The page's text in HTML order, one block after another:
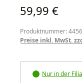
Regulärer Preis:
59,99 €
Produktnummer:
Preise inkl. MwSt.
Nur in der